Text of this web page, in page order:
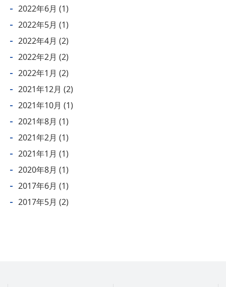
2022年6月 (1)
2022年5月 (1)
2022年4月 (2)
2022年2月 (2)
2022年1月 (2)
2021年12月 (2)
2021年10月 (1)
2021年8月 (1)
2021年2月 (1)
2021年1月 (1)
2020年8月 (1)
2017年6月 (1)
2017年5月 (2)